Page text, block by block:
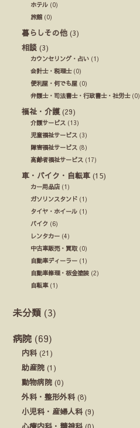
ホテル (0)
旅館 (0)
暮らしその他 (3)
相談 (3)
カウンセリング・占い (1)
会計士・税理士(0)
便利屋・何でも屋 (0)
弁護士・司法書士・行政書士・社労士(0)
福祉・介護(29)
介護サービス (13)
児童福祉サービス (3)
障害福祉サービス (8)
高齢者福祉サービス (17)
車・バイク・自転車 (15)
カー用品店 (1)
ガソリンスタンド (1)
タイヤ・ホイール (1)
バイク (6)
レンタカー (4)
中古車販売・買取 (0)
自動車ディーラー (1)
自動車修理・板金塗装 (2)
自転車(1)
未分類 (3)
病院 (69)
内科 (21)
助産院 (1)
動物病院 (0)
外科・整形外科 (8)
小児科・産婦人科 (9)